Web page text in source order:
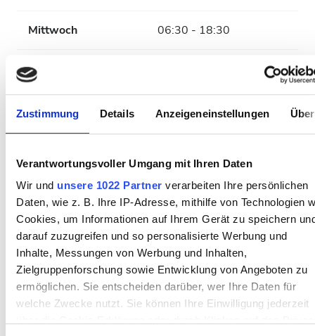
Zustimmung Details Anzeigeneinstellungen
Verantwortungsvoller Umgang mit Ihren Daten
Wir und unsere 1022 Partner verarbeiten Ihre persönlichen
Daten, wie z. B. Ihre IP-Adresse, mithilfe von Technologien
Cookies, um Informationen auf Ihrem Gerät zu speichern
darauf zuzugreifen und so personalisierte Werbung und
Inhalte, Messungen von Werbung und Inhalten,
Zielgruppenforschung sowie Entwicklung von Angeboten zu
ermöglichen. Sie entscheiden darüber, wer Ihre Daten für
welche Zwecke nutzt. Sie können Ihre Einwilligung jederzeit
Mittwoch 06:30 - 18:30
Donnerstag
Freitag 06:30 - 18:30
Sonntag Geschlossen
Mitarbeiter